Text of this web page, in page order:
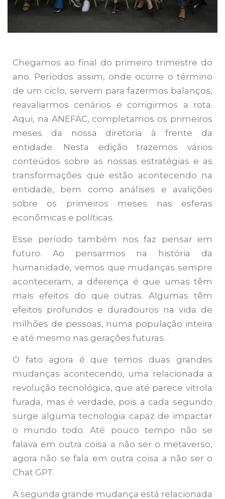
Chegamos ao final do primeiro trimestre do
ano. Períodos assim, onde ocorre o término
de um ciclo, servem para fazermos balanços,
reavaliarmos cenários e corrigirmos a rota.
Aqui, na ANEFAC, completamos os primeiros
meses da nossa diretoria à frente da
entidade. Nesta edição trazemos vários
conteúdos sobre as nossas estratégias e as
transformações que estão acontecendo na
entidade, bem como análises e avalições
sobre os primeiros meses nas esferas
econômicas e políticas.
Esse período também nos faz pensar em
futuro. Ao pensarmos na história da
humanidade, vemos que mudanças sempre
aconteceram, a diferença é que umas têm
mais efeitos do que outras. Algumas têm
efeitos profundos e duradouros na vida de
milhões de pessoas, numa população inteira
e até mesmo nas gerações futuras.
O fato agora é que temos duas grandes
mudanças acontecendo, uma relacionada a
revolução tecnológica, que até parece vitrola
furada, mas é verdade, pois a cada segundo
surge alguma tecnologia capaz de impactar
o mundo todo. Até pouco tempo não se
falava em outra coisa a não ser o metaverso,
agora não se fala em outra coisa a não ser o
Chat GPT.
A segunda grande mudança está relacionada